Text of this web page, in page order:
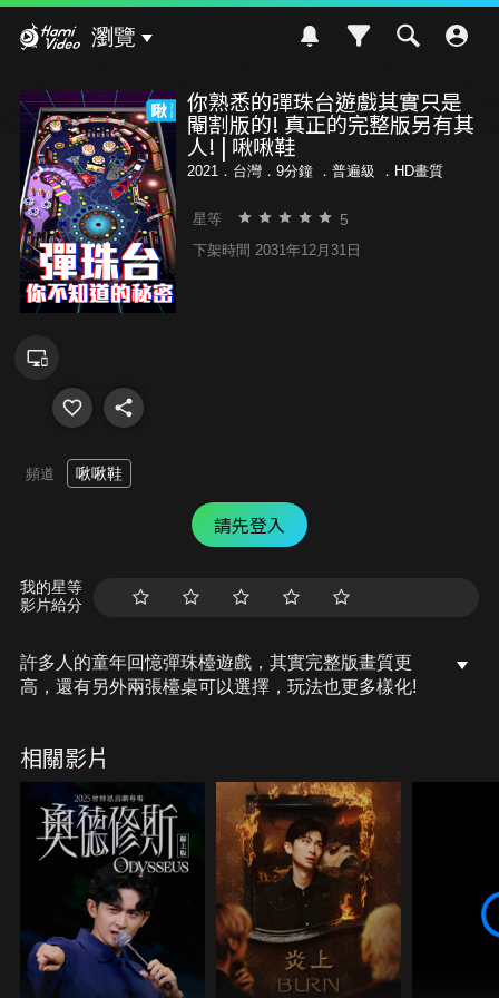
瀏覽
你熟悉的彈珠台遊戲其實只是
閹割版的! 真正的完整版另有其
人! | 啾啾鞋
2021．台灣．9分鐘 ． 普遍級 ．HD畫質
星等 5
下架時間 2031年12月31日
頻道 啾啾鞋
請先登入
我的星等
影片給分
許多人的童年回憶彈珠檯遊戲，其實完整版畫質更
高，還有另外兩張檯桌可以選擇，玩法也更多樣化!
相關影片